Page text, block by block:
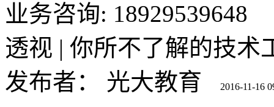
业务咨询: 18929539648
透视 | 你所不了解的技术
发布者：
光大教育 2016-11-16